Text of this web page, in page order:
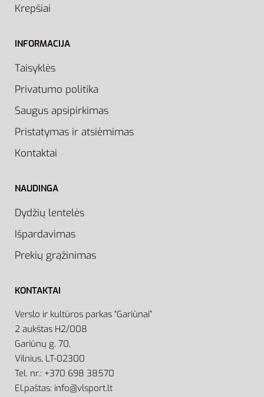
Krepšiai
INFORMACIJA
Taisyklės
Privatumo politika
Saugus apsipirkimas
Pristatymas ir atsiėmimas
Kontaktai
NAUDINGA
Dydžių lentelės
Išpardavimas
Prekių grąžinimas
KONTAKTAI
Verslo ir kultūros parkas “Gariūnai”
2 aukštas H2/008
Gariūnų g. 70,
Vilnius, LT-02300
Tel. nr.: +370 698 38570
El.paštas: info@vlsport.lt